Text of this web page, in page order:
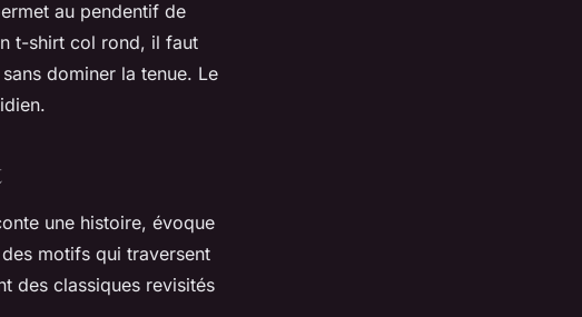
au pendentif de
t-shirt col rond, il faut
dominer la tenue. Le
une histoire, évoque
motifs qui traversent
des classiques revisités